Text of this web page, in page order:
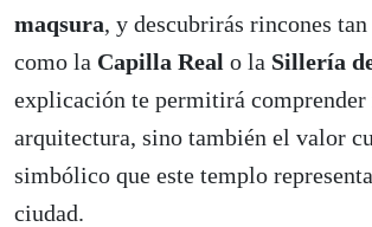
maqsura, y descubrirás rincones
como la Capilla Real o la Sillería
explicación te permitirá comprender
arquitectura, sino también el valor
simbólico que este templo
ciudad.